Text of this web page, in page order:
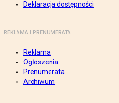
Deklaracja dostępności
REKLAMA I PRENUMERATA
Reklama
Ogłoszenia
Prenumerata
Archiwum